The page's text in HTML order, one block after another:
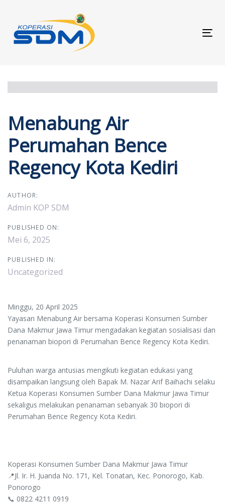
primary
navigation
Menabung Air
Perumahan Bence
Regency Kota Kediri
AUTHOR:
Admin KOP SDM
PUBLISHED ON:
Mei 6, 2025
PUBLISHED IN:
Uncategorized
Minggu, 20 April 2025
Yayasan Menabung Air bersama Koperasi Konsumen Sumber
Dana Makmur Jawa Timur mengadakan kegiatan sosialisasi dan
penanaman biopori di Perumahan Bence Regency Kota Kediri.
Puluhan warga antusias mengikuti kegiatan edukasi yang
disampaikan langsung oleh Bapak M. Nazar Arif Baihachi selaku
Ketua Koperasi Konsumen Sumber Dana Makmur Jawa Timur
sekaligus melakukan penanaman sebanyak 30 biopori di
Perumahan Bence Regency Kota Kediri.
Koperasi Konsumen Sumber Dana Makmur Jawa Timur
📍Jl. Ir. H. Juanda No. 171, Kel. Tonatan, Kec. Ponorogo, Kab.
Ponorogo
📞 0822 4211 0919
Post
navigation